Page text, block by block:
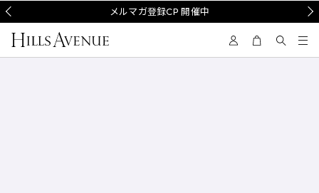
メルマガ登録CP 開催中